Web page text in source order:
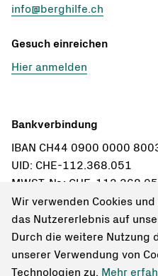
info@berghilfe.ch
Gesuch einreichen
Hier anmelden
Bankverbindung
IBAN CH44 0900 0000
UID: CHE-112.368.051
MWST-Nr.: CHE-
Einzahlungsschein
Wir verwenden Cookies
das Nutzererlebnis auf
Durch die weitere Nutzung
unserer Verwendung von
Technologien zu. Mehr